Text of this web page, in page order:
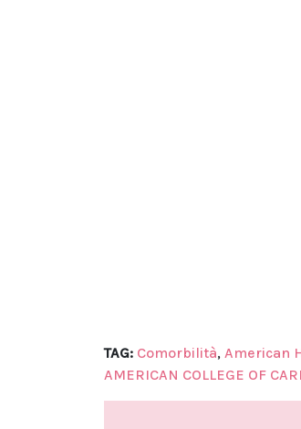
TAG: Comorbilità, American
AMERICAN COLLEGE OF